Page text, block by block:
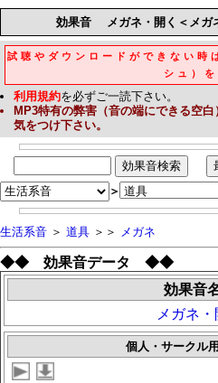
効果音メガネ・開く＜メガ
試聴やダウンロードができない時
シュ）を
利用規約を必ずご一読下さい。
MP3特有の弊害（音の端にできる空
気をつけ下さい。
＞
生活系音 ＞ 道具 ＞＞ メガネ
◆◆ 効果音データ ◆◆
効果音
メガネ・
個人・サークル